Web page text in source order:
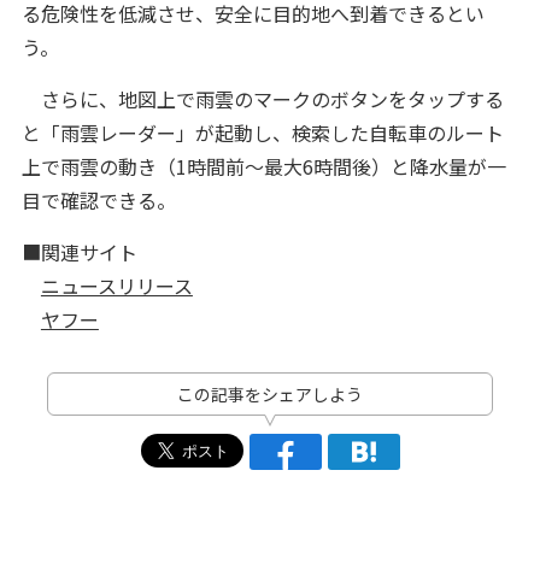
る危険性を低減させ、安全に目的地へ到着できるとい
う。
さらに、地図上で雨雲のマークのボタンをタップする
と「雨雲レーダー」が起動し、検索した自転車のルート
上で雨雲の動き（1時間前～最大6時間後）と降水量が一
目で確認できる。
■関連サイト
ニュースリリース
ヤフー
この記事をシェアしよう